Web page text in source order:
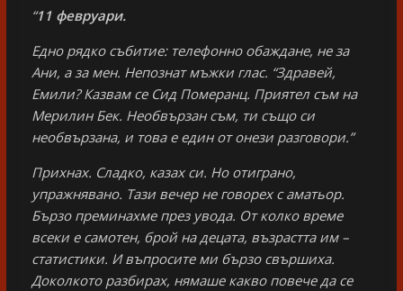
“11 февруари.
Едно рядко събитие: телефонно обаждане, не за
Ани, а за мен. Непознат мъжки глас. “Здравей,
Емили? Казвам се Сид Померанц. Приятел съм на
Мерилин Бек. Необвързан съм, ти също си
необвързана, и това е един от онези разговори.”
Прихнах. Сладко, казах си. Но отиграно,
упражнявано. Тази вечер не говорех с аматьор.
Бързо преминахме през увода. От колко време
всеки е самотен, брой на децата, възрастта им –
статистики. И въпросите ми бързо свършиха.
Доколкото разбирах, нямаше какво повече да се